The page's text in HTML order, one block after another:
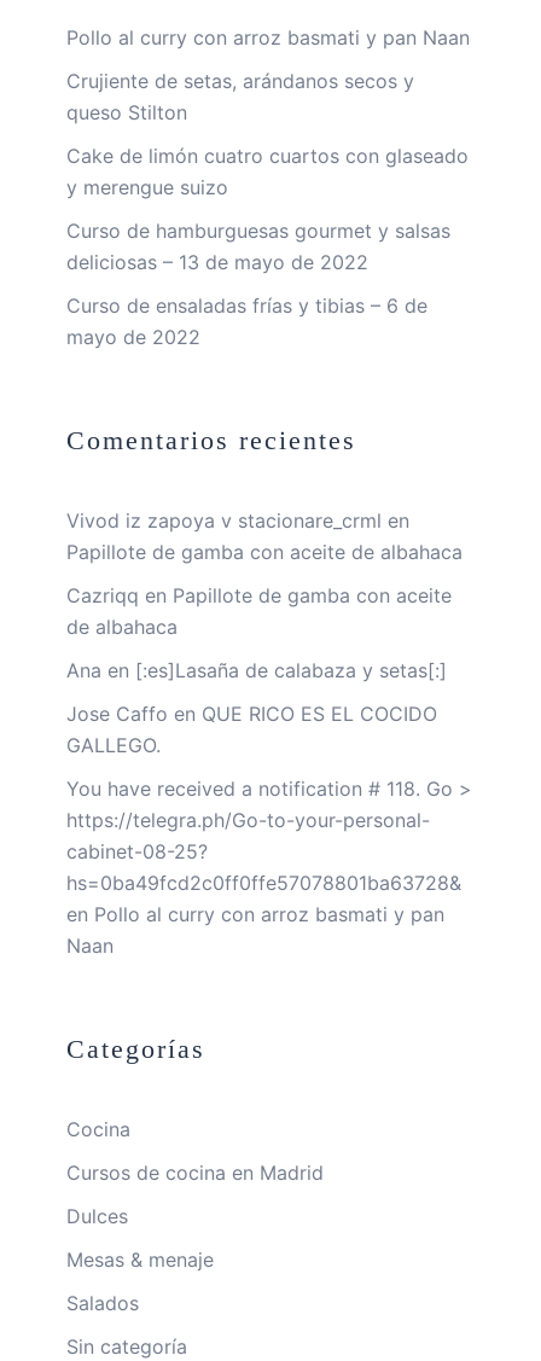
Pollo al curry con arroz basmati y pan Naan
Crujiente de setas, arándanos secos y
queso Stilton
Cake de limón cuatro cuartos con glaseado
y merengue suizo
Curso de hamburguesas gourmet y salsas
deliciosas – 13 de mayo de 2022
Curso de ensaladas frías y tibias – 6 de
mayo de 2022
Comentarios recientes
Vivod iz zapoya v stacionare_crml en
Papillote de gamba con aceite de albahaca
Cazriqq en Papillote de gamba con aceite
de albahaca
Ana en [:es]Lasaña de calabaza y setas[:]
Jose Caffo en QUE RICO ES EL COCIDO
GALLEGO.
You have received a notification # 118. Go >
https://telegra.ph/Go-to-your-personal-
cabinet-08-25?
hs=0ba49fcd2c0ff0ffe57078801ba63728&
en Pollo al curry con arroz basmati y pan
Naan
Categorías
Cocina
Cursos de cocina en Madrid
Dulces
Mesas & menaje
Salados
Sin categoría